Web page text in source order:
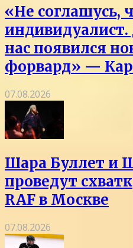
«Не соглашусь,
индивидуалист.
нас появился
форвард» —
07.08.2026
Шара Буллет и
проведут
RAF в Москве
07.08.2026